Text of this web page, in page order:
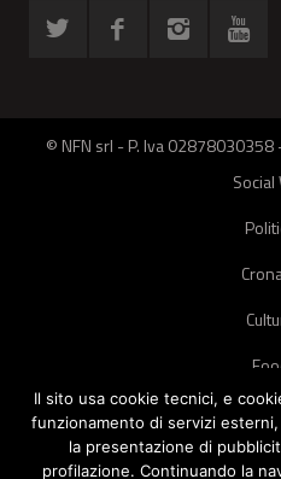
© NFN srl - P. Iva 02878030358
Social
Il sito usa cookie tecnici, e
funzionamento di servizi
la presentazione di
profilazione. Continuando la